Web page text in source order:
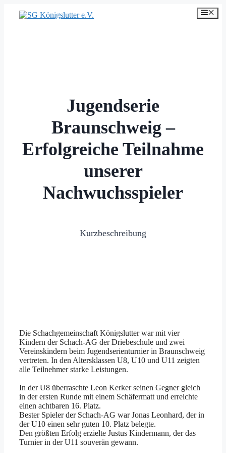
Inhalt
Jugendserie
Braunschweig –
Erfolgreiche Teilnahme
unserer
Nachwuchsspieler
Kurzbeschreibung
Die Schachgemeinschaft Königslutter war mit vier
Kindern der Schach‑AG der Driebeschule und zwei
Vereinskindern beim Jugendserienturnier in Braunschweig
vertreten. In den Altersklassen U8, U10 und U11 zeigten
alle Teilnehmer starke Leistungen.
In der U8 überraschte Leon Kerker seinen Gegner gleich
in der ersten Runde mit einem Schäfermatt und erreichte
einen achtbaren 16. Platz.
Bester Spieler der Schach‑AG war Jonas Leonhard, der in
der U10 einen sehr guten 10. Platz belegte.
Den größten Erfolg erzielte Justus Kindermann, der das
Turnier in der U11 souverän gewann.